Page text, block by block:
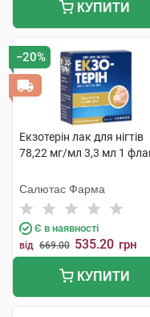
КУПИТИ
−20%
Екзотерін лак для нігтів
78,22 мг/мл 3,3 мл 1
Салютас Фарма
Є в наявності
від 669.00 535.20 грн
КУПИТИ